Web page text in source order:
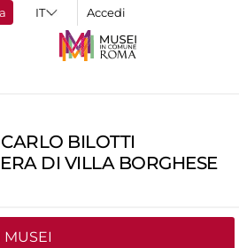
Accedi
BILOTTI
DI VILLA BORGHESE
MUSEI